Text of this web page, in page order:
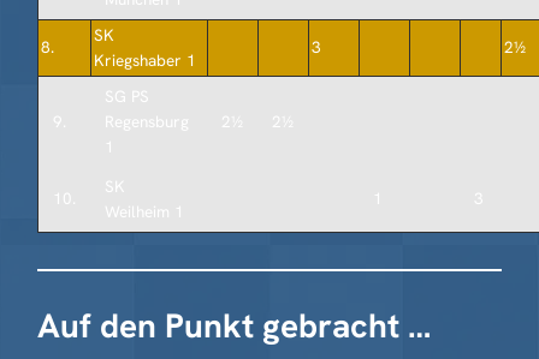
8.
SK
Kriegshaber 1
3 2½
9.
SG PS
Regensburg
1
2½ 2½
10.
SK
Weilheim 1
1 3
Auf den Punkt gebracht …